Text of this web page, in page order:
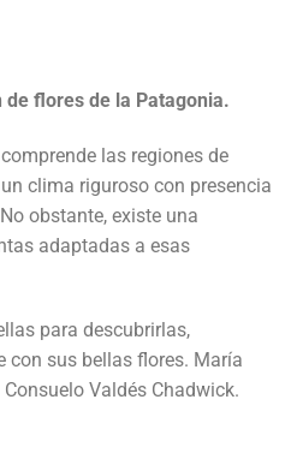
flores de la Patagonia.
las regiones de
clima riguroso con presencia
obstante, existe una
adaptadas a esas
para descubrirlas,
con sus bellas flores. María
Valdés Chadwick.